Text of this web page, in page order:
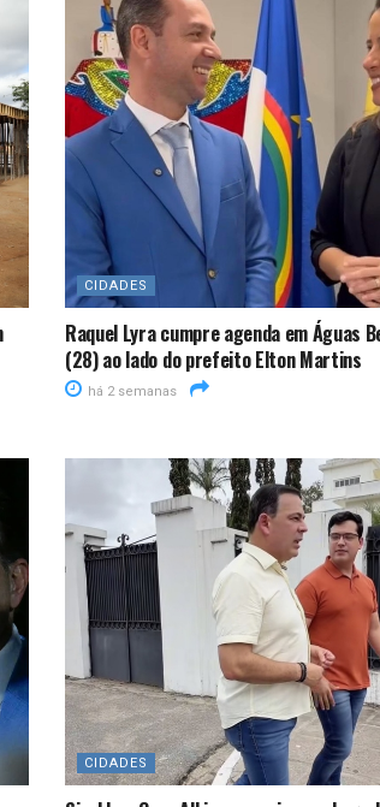
CIDADES
Raquel Lyra cumpre agenda em Águas
(28) ao lado do prefeito Elton Martins
há 2 semanas
CIDADES